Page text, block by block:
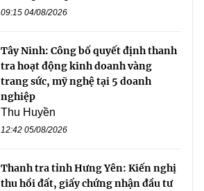
09:15 04/08/2026
Tây Ninh: Công bố quyết định thanh
tra hoạt động kinh doanh vàng
trang sức, mỹ nghệ tại 5 doanh
nghiệp
Thu Huyền
12:42 05/08/2026
Thanh tra tỉnh Hưng Yên: Kiến nghị
thu hồi đất, giấy chứng nhận đầu tư